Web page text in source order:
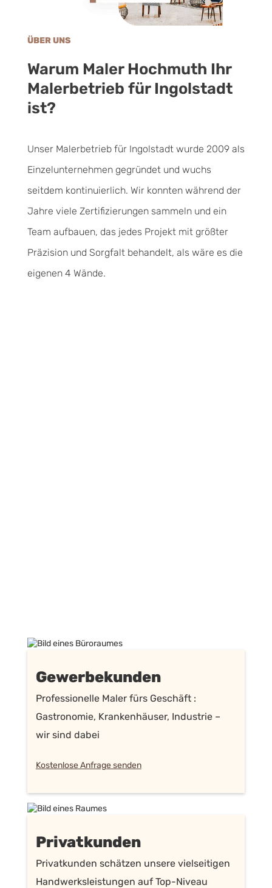
ÜBER UNS
Warum Maler Hochmuth Ihr
Malerbetrieb für Ingolstadt
ist?
Unser Malerbetrieb für Ingolstadt wurde 2009 als
Einzelunternehmen gegründet und wuchs
seitdem kontinuierlich. Wir konnten während der
Jahre viele Zertifizierungen sammeln und ein
Team aufbauen, das jedes Projekt mit größter
Präzision und Sorgfalt behandelt, als wäre es die
eigenen 4 Wände.
Gewerbekunden
Professionelle Maler fürs Geschäft :
Gastronomie, Krankenhäuser, Industrie –
wir sind dabei
Kostenlose Anfrage senden
Privatkunden
Privatkunden schätzen unsere vielseitigen
Handwerksleistungen auf Top-Niveau